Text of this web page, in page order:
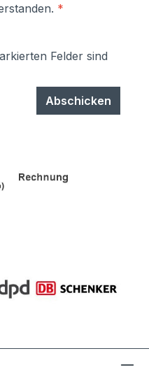
*
Felder sind
Abschicken